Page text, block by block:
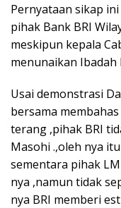
Pernyataan sikap
pihak Bank BRI
meskipun kepala
menunaikan Ibadah
Usai demonstrasi
bersama
terang ,pihak BRI
Masohi .,oleh nya
sementara pihak
nya ,namun tidak
nya BRI memberi